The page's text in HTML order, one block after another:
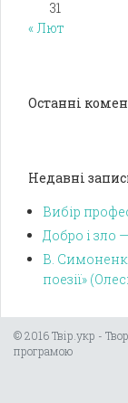
31
« Лют
Останні
Недавні
Вибір
Добро і зло
В.
поезії»
© 2016 Твір.укр -
програмою